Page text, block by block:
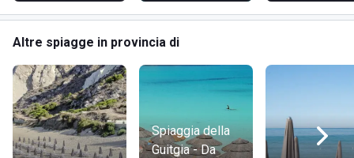
Altre spiagge in provincia di
Spiaggia della
Guitgia - Da